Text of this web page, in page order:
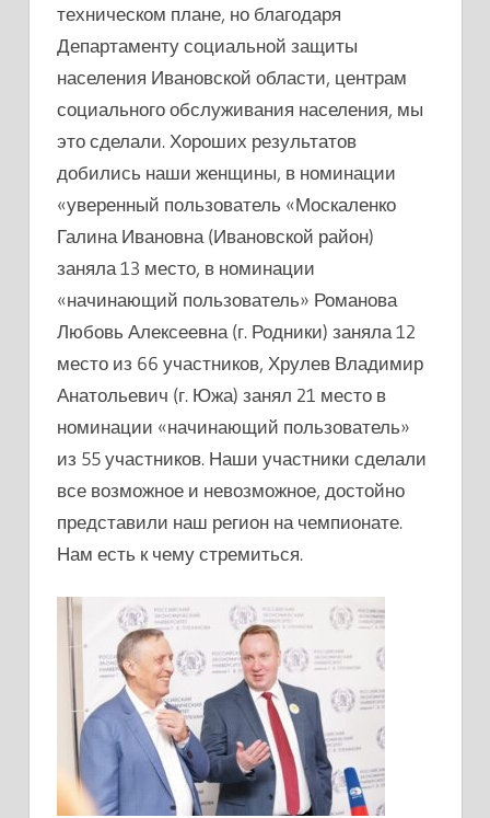
техническом плане, но благодаря
Департаменту социальной защиты
населения Ивановской области, центрам
социального обслуживания населения, мы
это сделали. Хороших результатов
добились наши женщины, в номинации
«уверенный пользователь «Москаленко
Галина Ивановна (Ивановской район)
заняла 13 место, в номинации
«начинающий пользователь» Романова
Любовь Алексеевна (г. Родники) заняла 12
место из 66 участников, Хрулев Владимир
Анатольевич (г. Южа) занял 21 место в
номинации «начинающий пользователь»
из 55 участников. Наши участники сделали
все возможное и невозможное, достойно
представили наш регион на чемпионате.
Нам есть к чему стремиться.